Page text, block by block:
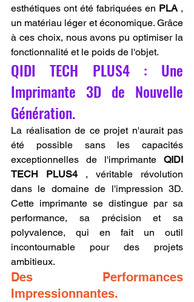
esthétiques ont été fabriquées en PLA ,
un matériau léger et économique. Grâce
à ces choix, nous avons pu optimiser la
fonctionnalité et le poids de l'objet.
QIDI TECH PLUS4 : Une
Imprimante 3D de Nouvelle
Génération.
La réalisation de ce projet n'aurait pas
été possible sans les capacités
exceptionnelles de l'imprimante QIDI
TECH PLUS4 , véritable révolution
dans le domaine de l'impression 3D.
Cette imprimante se distingue par sa
performance, sa précision et sa
polyvalence, qui en fait un outil
incontournable pour des projets
ambitieux.
Des Performances
Impressionnantes.